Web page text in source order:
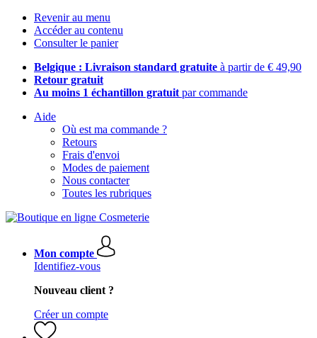
Revenir au menu
Accéder au contenu
Consulter le panier
Belgique : Livraison standard gratuite à partir de € 49,90
Retour gratuit
Au moins 1 échantillon gratuit par commande
Aide
Où est ma commande ?
Retours
Frais d'envoi
Modes de paiement
Nous contacter
Toutes les rubriques
Mon compte
Identifiez-vous
Nouveau client ?
Créer un compte